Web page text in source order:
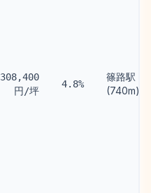
308,400
円/坪
4.8%
篠路駅
(740m)